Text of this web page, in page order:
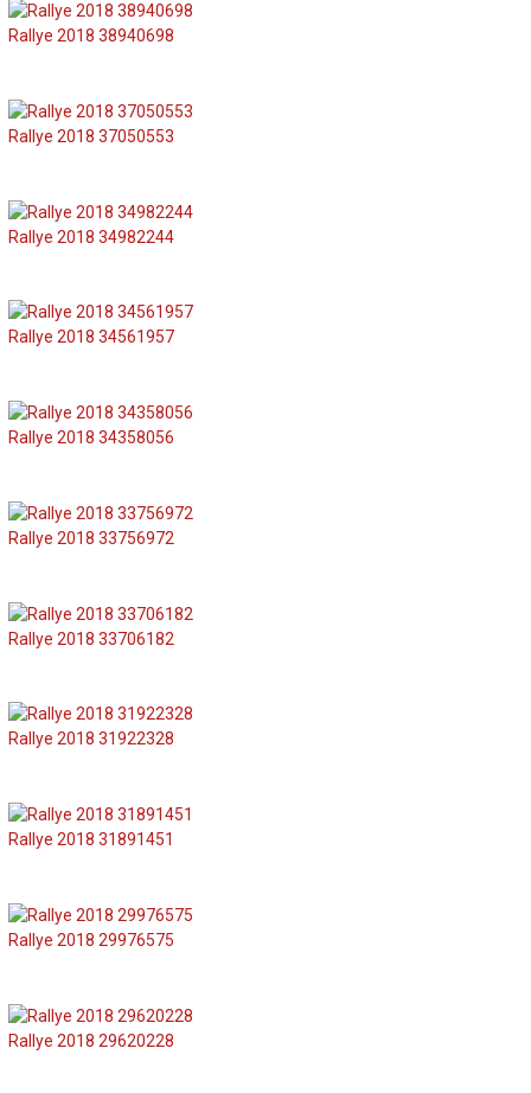
Rallye 2018 38940698
Rallye 2018 37050553
Rallye 2018 34982244
Rallye 2018 34561957
Rallye 2018 34358056
Rallye 2018 33756972
Rallye 2018 33706182
Rallye 2018 31922328
Rallye 2018 31891451
Rallye 2018 29976575
Rallye 2018 29620228